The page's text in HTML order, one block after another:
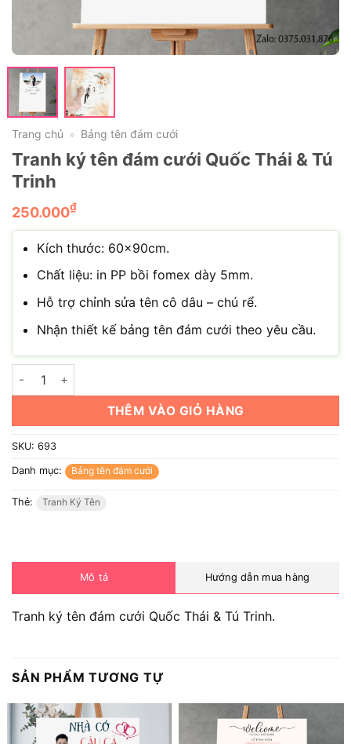
Trang chủ » Bảng tên đám cưới
Tranh ký tên đám cưới Quốc Thái & Tú
Trinh
250.000₫
Kích thước: 60x90cm.
Chất liệu: in PP bồi fomex dày 5mm.
Hỗ trợ chỉnh sửa tên cô dâu – chú rể.
Nhận thiết kế bảng tên đám cưới theo yêu cầu.
Tranh ký tên đám cưới Quốc Thái & Tú Trinh số lượng
THÊM VÀO GIỎ HÀNG
SKU: 693
Danh mục: Bảng tên đám cưới
Thẻ: Tranh Ký Tên
Mô tả Hướng dẫn mua hàng
Tranh ký tên đám cưới Quốc Thái & Tú Trinh.
SẢN PHẨM TƯƠNG TỰ